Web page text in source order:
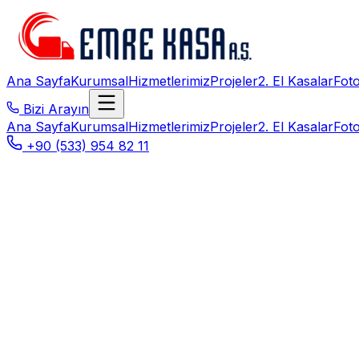
Ana SayfaKurumsalHizmetlerimizProjeler2. El Kasalar
Bizi Arayın
Ana SayfaKurumsalHizmetlerimizProjeler2. El Kasalar
+90 (533) 954 82 11